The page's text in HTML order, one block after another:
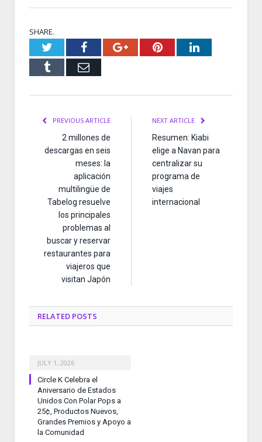
SHARE.
TwitterFacebookGoogle+PinterestLinkedIn
Tumblr Email
PREVIOUS ARTICLE
2 millones de
descargas en seis
meses: la
aplicación
multilingüe de
Tabelog resuelve
los principales
problemas al
buscar y reservar
restaurantes para
viajeros que
visitan Japón
NEXT ARTICLE
Resumen: Kiabi
elige a Navan para
centralizar su
programa de
viajes
internacional
RELATED POSTS
JULY 1, 2026
Circle K Celebra el
Aniversario de Estados
Unidos Con Polar Pops a
25¢, Productos Nuevos,
Grandes Premios y Apoyo a
la Comunidad